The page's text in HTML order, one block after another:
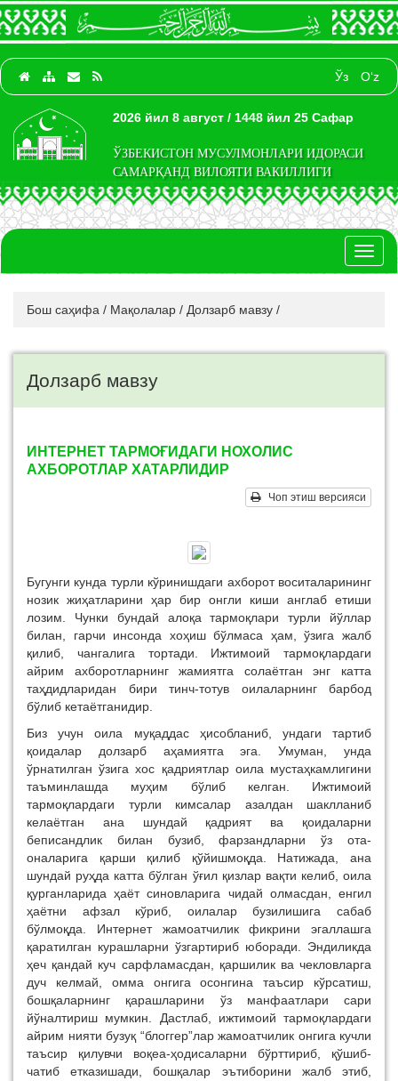
Ўз O‘z
2026 йил 8 август / 1448 йил 25 Сафар
ЎЗБЕКИСТОН МУСУЛМОНЛАРИ ИДОРАСИ
САМАРҚАНД ВИЛОЯТИ ВАКИЛЛИГИ
Бош саҳифа / Мақолалар / Долзарб мавзу /
Долзарб мавзу
ИНТЕРНЕТ ТАРМОҒИДАГИ НОХОЛИС
АХБОРОТЛАР ХАТАРЛИДИР
Чоп этиш версияси
Бугунги кунда турли кўринишдаги ахборот воситаларининг
нозик жиҳатларини ҳар бир онгли киши англаб етиши
лозим. Чунки бундай алоқа тармоқлари турли йўллар
билан, гарчи инсонда хоҳиш бўлмаса ҳам, ўзига жалб
қилиб, чангалига тортади. Ижтимоий тармоқлардаги
айрим ахборотларнинг жамиятга солаётган энг катта
таҳдидларидан бири тинч-тотув оилаларнинг барбод
бўлиб кетаётганидир.
Биз учун оила муқаддас ҳисобланиб, ундаги тартиб
қоидалар долзарб аҳамиятга эга. Умуман, унда
ўрнатилган ўзига хос қадриятлар оила мустаҳкамлигини
таъминлашда муҳим бўлиб келган. Ижтимоий
тармоқлардаги турли кимсалар азалдан шаклланиб
келаётган ана шундай қадрият ва қоидаларни
беписандлик билан бузиб, фарзандларни ўз ота-
оналарига қарши қилиб қўйишмоқда. Натижада, ана
шундай руҳда катта бўлган ўғил қизлар вақти келиб, оила
қурганларида ҳаёт синовларига чидай олмасдан, енгил
ҳаётни афзал кўриб, оилалар бузилишига сабаб
бўлмоқда. Интернет жамоатчилик фикрини эгаллашга
қаратилган курашларни ўзгартириб юборади. Эндиликда
ҳеч қандай куч сарфламасдан, қаршилик ва чекловларга
дуч келмай, омма онгига осонгина таъсир кўрсатиш,
бошқаларнинг қарашларини ўз манфаатлари сари
йўналтириш мумкин. Дастлаб, ижтимоий тармоқлардаги
айрим нияти бузуқ “блоггер”лар жамоатчилик онгига кучли
таъсир қилувчи воқеа-ҳодисаларни бўрттириб, қўшиб-
чатиб етказишади, бошқалар эътиборини жалб этиб,